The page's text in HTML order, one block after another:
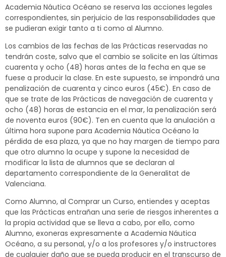
Academia Náutica Océano se reserva las acciones legales
correspondientes, sin perjuicio de las responsabilidades que
se pudieran exigir tanto a ti como al Alumno.
Los cambios de las fechas de las Prácticas reservadas no
tendrán coste, salvo que el cambio se solicite en las últimas
cuarenta y ocho (48) horas antes de la fecha en que se
fuese a producir la clase. En este supuesto, se impondrá una
penalización de cuarenta y cinco euros (45€). En caso de
que se trate de las Prácticas de navegación de cuarenta y
ocho (48) horas de estancia en el mar, la penalización será
de noventa euros (90€). Ten en cuenta que la anulación a
última hora supone para Academia Náutica Océano la
pérdida de esa plaza, ya que no hay margen de tiempo para
que otro alumno la ocupe y supone la necesidad de
modificar la lista de alumnos que se declaran al
departamento correspondiente de la Generalitat de
Valenciana.
Como Alumno, al Comprar un Curso, entiendes y aceptas
que las Prácticas entrañan una serie de riesgos inherentes a
la propia actividad que se lleva a cabo, por ello, como
Alumno, exoneras expresamente a Academia Náutica
Océano, a su personal, y/o a los profesores y/o instructores
de cualquier daño que se pueda producir en el transcurso de